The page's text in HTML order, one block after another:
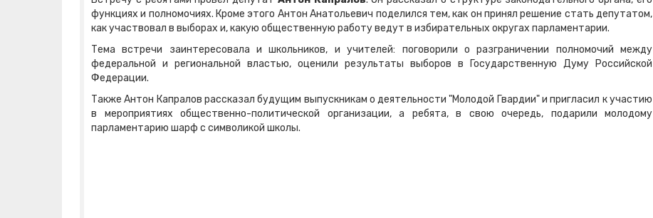
функциях и полномочиях. Кроме этого Антон Анатольевич поделился тем, как он принял решение стать депутатом,
как участвовал в выборах и, какую общественную работу ведут в избирательных округах парламентарии.
Тема встречи заинтересовала и школьников, и учителей: поговорили о разграничении полномочий между
федеральной и региональной властью, оценили результаты выборов в Государственную Думу Российской
Федерации.
Также Антон Капралов рассказал будущим выпускникам о деятельности "Молодой Гвардии" и пригласил к участию
в мероприятиях общественно-политической организации, а ребята, в свою очередь, подарили молодому
парламентарию шарф с символикой школы.